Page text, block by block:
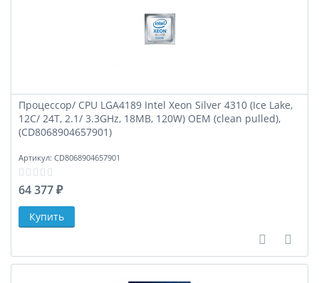
Процессор/ CPU LGA4189 Intel Xeon Silver 4310 (Ice Lake,
12C/ 24T, 2.1/ 3.3GHz, 18MB, 120W) OEM (clean pulled),
(CD8068904657901)
Артикул: CD8068904657901
64 377 ₽
В В